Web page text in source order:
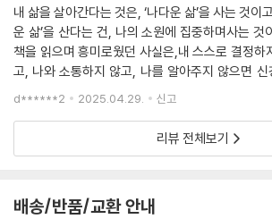
수 있도록 도와줍니다. 이 책은 이렇게 말합니다.
살아가야 한다고. 그리고 그 소원을 스스로 알아차
리는 우리 자신을 진짜로 돌볼 수 있다고. 이 책은
금 무엇을 원하고 있는지. 그 소원을 살아 내고 있
이 질문에 답하는 데 필요한 대화 상대가 되어 줄
여러분의 몫입니다. 그리고 변화는, 언제나 소원에
내 삶을 살아간다는 것은, ‘나다운 삶’을 사는 것이
운 삶’을 산다는 건, 나의 소원에 집중하며사는 것
책을 읽으며 흥미로웠던 사실은,내 스스로 결정하
고, 나와 소통하지 않고, 나를 알아주지 않으면 신
히스테리가 몸으로 표출된다는 것이었다.생각해
때,신경질이 나고 속이 뒤집어지고
d******2 2025.04.29. 신고
리뷰 전체보기
배송/반품/교환 안내